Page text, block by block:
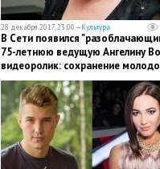
28 декабря 2017, 23:00 —Культура
В Сети появился
75-летнюю ведущую Ангелину
видеоролик: сохранение
- кадры